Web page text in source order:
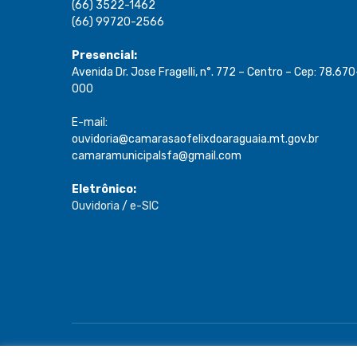
(66) 3522-1462
(66) 99720-2566
Presencial:
Avenida Dr. Jose Fragelli, n°. 772 – Centro – Cep:
000
E-mail:
ouvidoria@camarasaofelixdoaraguaia.mt.gov.br
camaramunicipalsfa@gmail.com
Eletrônico:
Ouvidoria / e-SIC